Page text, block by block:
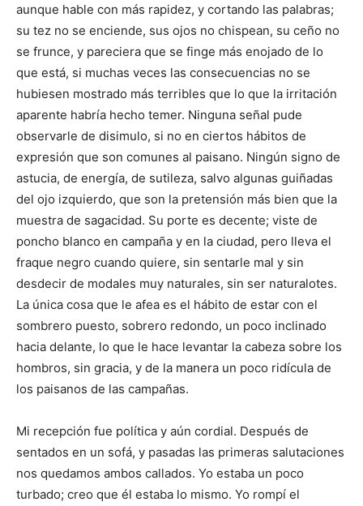
aunque hable con más rapidez, y cortando las palabras;
su tez no se enciende, sus ojos no chispean, su ceño no
se frunce, y pareciera que se finge más enojado de lo
que está, si muchas veces las consecuencias no se
hubiesen mostrado más terribles que lo que la irritación
aparente habría hecho temer. Ninguna señal pude
observarle de disimulo, si no en ciertos hábitos de
expresión que son comunes al paisano. Ningún signo de
astucia, de energía, de sutileza, salvo algunas guiñadas
del ojo izquierdo, que son la pretensión más bien que la
muestra de sagacidad. Su porte es decente; viste de
poncho blanco en campaña y en la ciudad, pero lleva el
fraque negro cuando quiere, sin sentarle mal y sin
desdecir de modales muy naturales, sin ser naturalotes.
La única cosa que le afea es el hábito de estar con el
sombrero puesto, sobrero redondo, un poco inclinado
hacia delante, lo que le hace levantar la cabeza sobre los
hombros, sin gracia, y de la manera un poco ridícula de
los paisanos de las campañas.
Mi recepción fue política y aún cordial. Después de
sentados en un sofá, y pasadas las primeras salutaciones
nos quedamos ambos callados. Yo estaba un poco
turbado; creo que él estaba lo mismo. Yo rompí el